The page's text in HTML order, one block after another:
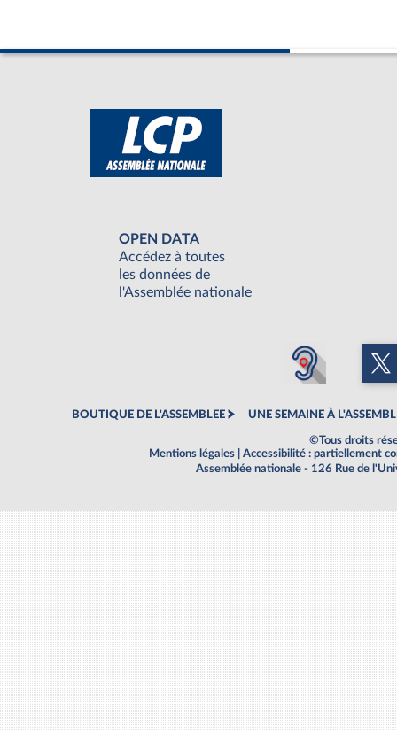
OPEN DATA
Accédez à toutes
les données de
l'Assemblée nationale
BOUTIQUE DE L'ASSEMBLEE UNE SEMAINE À
©Tous droits
Mentions légales
Accessibilité : partiellement
Assemblée nationale - 126 Rue de